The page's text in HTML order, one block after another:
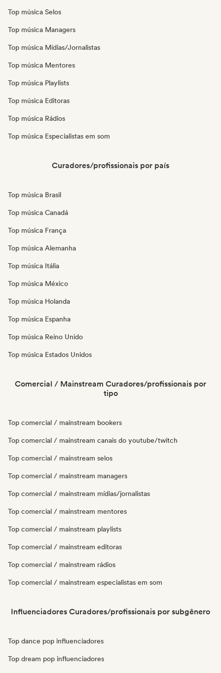
Top música Selos
Top música Managers
Top música Mídias/Jornalistas
Top música Mentores
Top música Playlists
Top música Editoras
Top música Rádios
Top música Especialistas em som
Curadores/profissionais por país
Top música Brasil
Top música Canadá
Top música França
Top música Alemanha
Top música Itália
Top música México
Top música Holanda
Top música Espanha
Top música Reino Unido
Top música Estados Unidos
Comercial / Mainstream Curadores/profissionais por
tipo
Top comercial / mainstream bookers
Top comercial / mainstream canais do youtube/twitch
Top comercial / mainstream selos
Top comercial / mainstream managers
Top comercial / mainstream mídias/jornalistas
Top comercial / mainstream mentores
Top comercial / mainstream playlists
Top comercial / mainstream editoras
Top comercial / mainstream rádios
Top comercial / mainstream especialistas em som
Influenciadores Curadores/profissionais por subgênero
Top dance pop influenciadores
Top dream pop influenciadores